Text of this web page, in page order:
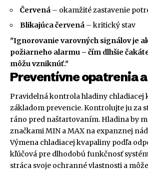
Červená – okamžité zastavenie
Blikajúca červená – kritický stav
"Ignorovanie varovných signálov je
požiarneho alarmu – čím dlhšie
môžu vzniknúť."
Preventívne opatrenia
Pravidelná kontrola hladiny chladiacej
základom prevencie. Kontrolujte ju za
ráno pred naštartovaním. Hladina by
značkami MIN a MAX na expanznej
Výmena chladiacej kvapaliny podľa
kľúčová pre dlhodobú funkčnosť
stráca svoje ochranné vlastnosti a